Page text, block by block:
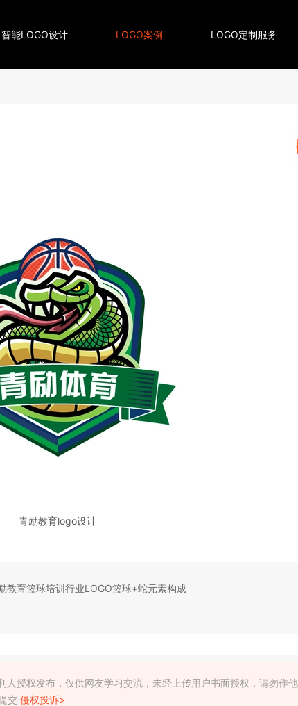
智能LOGO设计 LOGO案例 LOGO定制服务
青励教育logo设计
教育篮球培训行业LOGO篮球+蛇元素构成
授权发布，仅供网友学习交流，未经上传用户书面授权，请勿作
交 侵权投诉>